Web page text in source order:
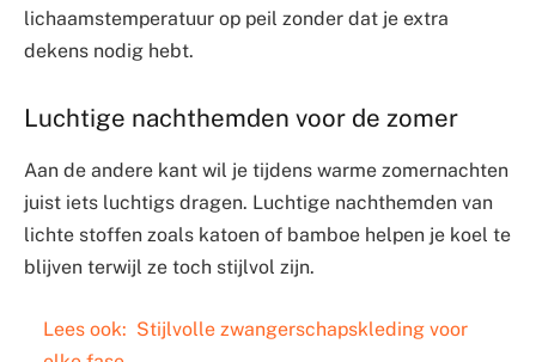
lichaamstemperatuur op peil zonder dat je extra
dekens nodig hebt.
Luchtige nachthemden voor de zomer
Aan de andere kant wil je tijdens warme zomernachten
juist iets luchtigs dragen. Luchtige nachthemden van
lichte stoffen zoals katoen of bamboe helpen je koel te
blijven terwijl ze toch stijlvol zijn.
Lees ook: Stijlvolle zwangerschapskleding voor